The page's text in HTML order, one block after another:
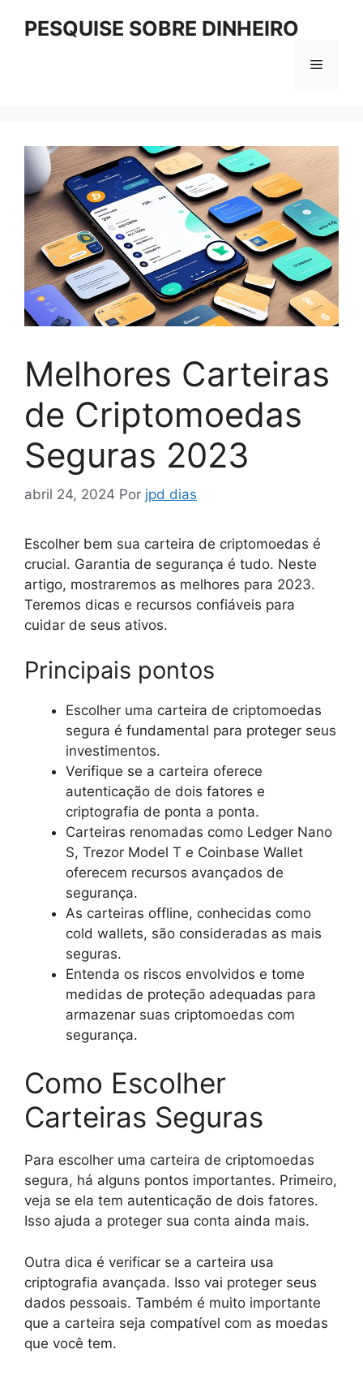
PESQUISE SOBRE DINHEIRO
Menu
Melhores Carteiras
de Criptomoedas
Seguras 2023
abril 24, 2024 Por jpd dias
Escolher bem sua carteira de criptomoedas é
crucial. Garantia de segurança é tudo. Neste
artigo, mostraremos as melhores para 2023.
Teremos dicas e recursos confiáveis para
cuidar de seus ativos.
Principais pontos
Escolher uma carteira de criptomoedas
segura é fundamental para proteger seus
investimentos.
Verifique se a carteira oferece
autenticação de dois fatores e
criptografia de ponta a ponta.
Carteiras renomadas como Ledger Nano
S, Trezor Model T e Coinbase Wallet
oferecem recursos avançados de
segurança.
As carteiras offline, conhecidas como
cold wallets, são consideradas as mais
seguras.
Entenda os riscos envolvidos e tome
medidas de proteção adequadas para
armazenar suas criptomoedas com
segurança.
Como Escolher
Carteiras Seguras
Para escolher uma carteira de criptomoedas
segura, há alguns pontos importantes. Primeiro,
veja se ela tem autenticação de dois fatores.
Isso ajuda a proteger sua conta ainda mais.
Outra dica é verificar se a carteira usa
criptografia avançada. Isso vai proteger seus
dados pessoais. Também é muito importante
que a carteira seja compatível com as moedas
que você tem.